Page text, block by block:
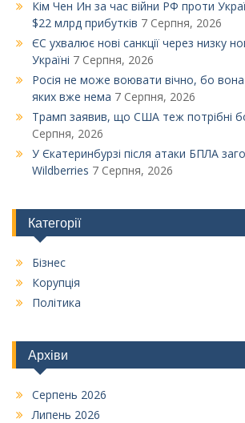
Кім Чен Ин за час війни РФ проти
$22 млрд прибутків 7 Серпня, 2026
ЄС ухвалює нові санкції через низку
Україні 7 Серпня, 2026
Росія не може воювати вічно, бо
яких вже нема 7 Серпня, 2026
Трамп заявив, що США теж потрібні
Серпня, 2026
У Єкатеринбурзі після атаки БПЛА
Wildberries 7 Серпня, 2026
Категорії
Бізнес
Корупція
Політика
Архіви
Серпень 2026
Липень 2026